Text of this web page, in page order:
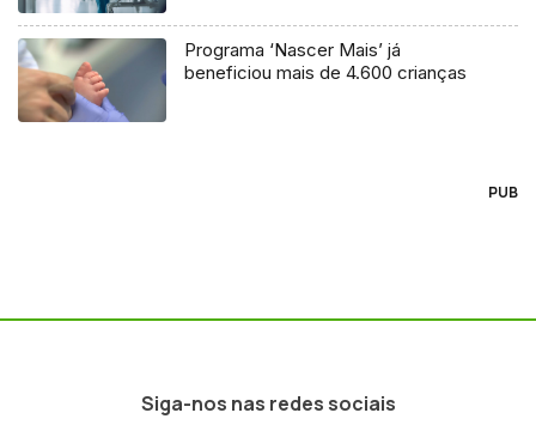
Programa ‘Nascer Mais’ já
beneficiou mais de 4.600 crianças
PUB
Siga-nos nas redes sociais